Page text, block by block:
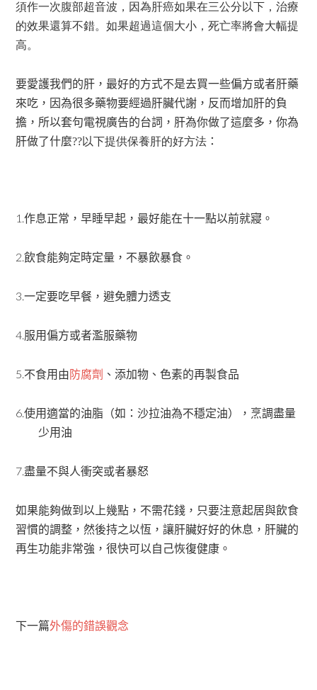
須作一次腹部超音波，因為肝癌如果在三公分以下，治療
的效果還算不錯。如果超過這個大小，死亡率將會大幅提
高。
要愛護我們的肝，最好的方式不是去買一些偏方或者肝藥
來吃，因為很多藥物要經過肝臟代謝，反而增加肝的負
擔，所以套句電視廣告的台詞，肝為你做了這麼多，你為
肝做了什麼??以下提供保養肝的好方法 ：
1.作息正常，早睡早起，最好能在十一點以前就寢。
2.飲食能夠定時定量，不暴飲暴食。
3.一定要吃早餐，避免體力透支
4.服用偏方或者濫服藥物
5.不食用由 防腐劑 、添加物、色素的再製食品
6.使用適當的油脂（如：沙拉油為不穩定油），烹調盡量
少用油
7.盡量不與人衝突或者暴怒
如果能夠做到以上幾點，不需花錢，只要注意起居與飲食
習慣的調整，然後持之以恆，讓肝臟好好的休息，肝臟的
再生功能非常強，很快可以自己恢復健康。
下一篇外傷的錯誤觀念